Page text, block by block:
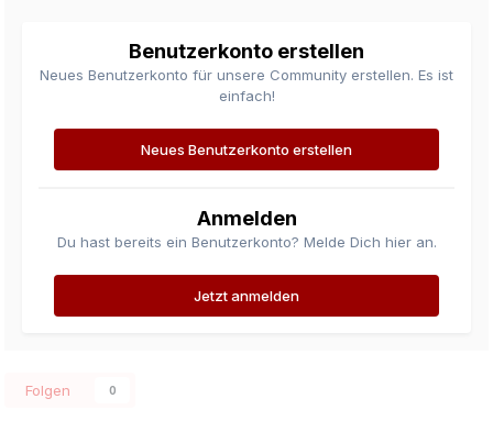
Benutzerkonto erstellen
Neues Benutzerkonto für unsere Community erstellen. Es ist
einfach!
Neues Benutzerkonto erstellen
Anmelden
Du hast bereits ein Benutzerkonto? Melde Dich hier an.
Jetzt anmelden
Folgen 0